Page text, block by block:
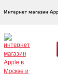
Интернет магазин